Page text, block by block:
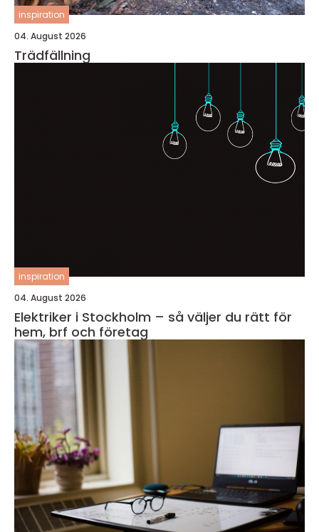
inspiration
04. August 2026
Trädfällning
inspiration
04. August 2026
Elektriker i Stockholm – så väljer du rätt för
hem, brf och företag